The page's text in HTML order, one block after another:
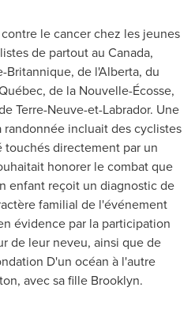
le cancer chez les jeunes
de partout au Canada,
Britannique, de l'Alberta, du
de la Nouvelle-Écosse,
Terre-Neuve-et-Labrador. Une
incluait des cyclistes
directement par un
honorer le combat que
enfant reçoit un diagnostic de
familial de l'événement
évidence par la participation
de leur neveu, ainsi que de
D'un océan à l'autre
, avec sa fille Brooklyn.